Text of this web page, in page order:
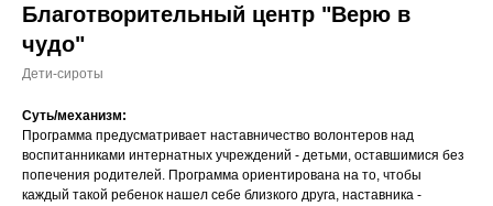
Благотворительный центр "Верю в
чудо"
Дети-сироты
Суть/механизм:
Программа предусматривает наставничество волонтеров над
воспитанниками интернатных учреждений - детьми, оставшимися без
попечения родителей. Программа ориентирована на то, чтобы
каждый такой ребенок нашел себе близкого друга, наставника -